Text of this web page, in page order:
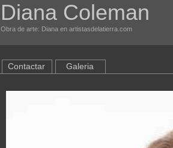
Diana Coleman
Obra de arte: Diana en artistasdelatierra.com
Contactar Galeria